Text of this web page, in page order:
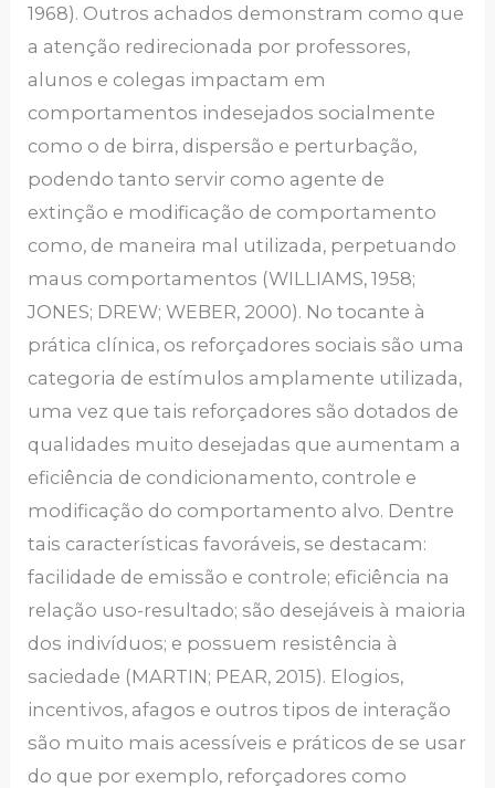
1968). Outros achados demonstram como que
a atenção redirecionada por professores,
alunos e colegas impactam em
comportamentos indesejados socialmente
como o de birra, dispersão e perturbação,
podendo tanto servir como agente de
extinção e modificação de comportamento
como, de maneira mal utilizada, perpetuando
maus comportamentos (WILLIAMS, 1958;
JONES; DREW; WEBER, 2000). No tocante à
prática clínica, os reforçadores sociais são uma
categoria de estímulos amplamente utilizada,
uma vez que tais reforçadores são dotados de
qualidades muito desejadas que aumentam a
eficiência de condicionamento, controle e
modificação do comportamento alvo. Dentre
tais características favoráveis, se destacam:
facilidade de emissão e controle; eficiência na
relação uso-resultado; são desejáveis à maioria
dos indivíduos; e possuem resistência à
saciedade (MARTIN; PEAR, 2015). Elogios,
incentivos, afagos e outros tipos de interação
são muito mais acessíveis e práticos de se usar
do que por exemplo, reforçadores como